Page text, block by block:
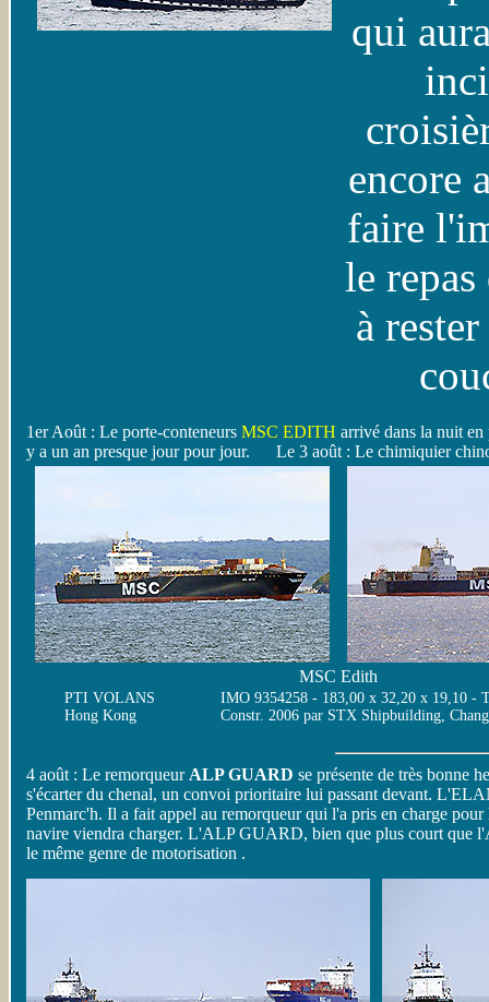
qui
encore
faire
le
à
1er Août : Le porte-conteneurs MSC EDITH arrivé dans la nuit
y a un an presque jour pour jour. Le 3 août : Le chimiquier
MSC Edith
PTI VOLANS
Hong Kong
IMO 9354258 - 183,00 x 32,20 x 19,10 -
Constr. 2006 par STX Shipbuilding,
4 août : Le remorqueur ALP GUARD se présente de très bonne
s'écarter du chenal, un convoi prioritaire lui passant devant.
Penmarc'h. Il a fait appel au remorqueur qui l'a pris en charge
navire viendra charger. L'ALP GUARD, bien que plus court que
le même genre de motorisation .